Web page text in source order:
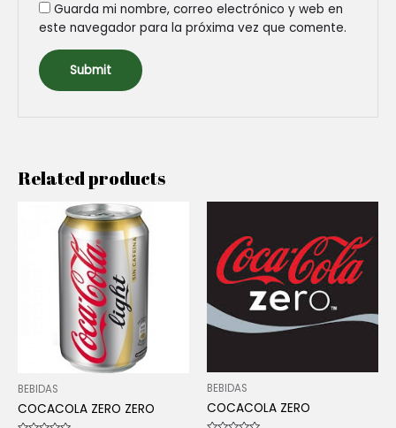
Guarda mi nombre, correo electrónico y web en
este navegador para la próxima vez que comente.
Related products
BEBIDAS
COCACOLA ZERO ZERO
BEBIDAS
COCACOLA ZERO